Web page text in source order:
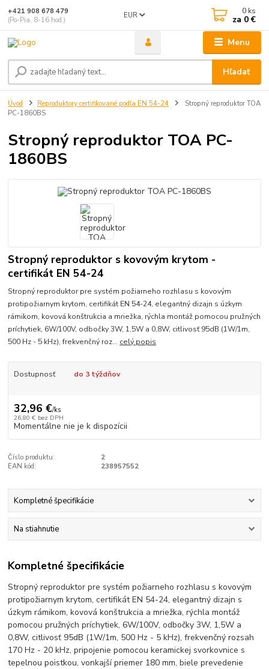
Menu
EUR
Hľadať
+421 908 678 479
(Po-Pia, 8-16 hod.)
0 ks
za 0 €
Úvod Reproduktory certifikované podľa EN 54-24
Stropný reproduktor TOA
PC-1860BS
Stropný reproduktor TOA PC-
1860BS
Stropný reproduktor s kovovým krytom -
certifikát EN 54-24
Stropný reproduktor pre systém požiarneho rozhlasu s kovovým
protipožiarnym krytom, certifikát EN 54-24, elegantný dizajn s úzkym
rámikom, kovová konštrukcia a mriežka, rýchla montáž pomocou pružných
príchytiek, 6W/100V, odbočky 3W, 1,5W a 0,8W, citlivosť 95dB (1W/1m,
500 Hz - 5 kHz), frekvenčný roz... celý popis
Dostupnosť do 3 týždňov
32,96 €/ks
26,80 € bez DPH
Momentálne nie je k dispozícii
Číslo produktu:
2
EAN kód:
238957552
Kompletné špecifikácie
Na stiahnutie
Kompletné špecifikácie
Stropný reproduktor pre systém požiarneho rozhlasu s kovovým
protipožiarnym krytom, certifikát EN 54-24, elegantný dizajn s
úzkym rámikom, kovová konštrukcia a mriežka, rýchla montáž
pomocou pružných príchytiek, 6W/100V, odbočky 3W, 1,5W a
0,8W, citlivosť 95dB (1W/1m, 500 Hz - 5 kHz), frekvenčný rozsah
170 Hz - 20 kHz, pripojenie pomocou keramickej svorkovnice s
tepelnou poistkou, vonkajší priemer 180 mm, biele prevedenie